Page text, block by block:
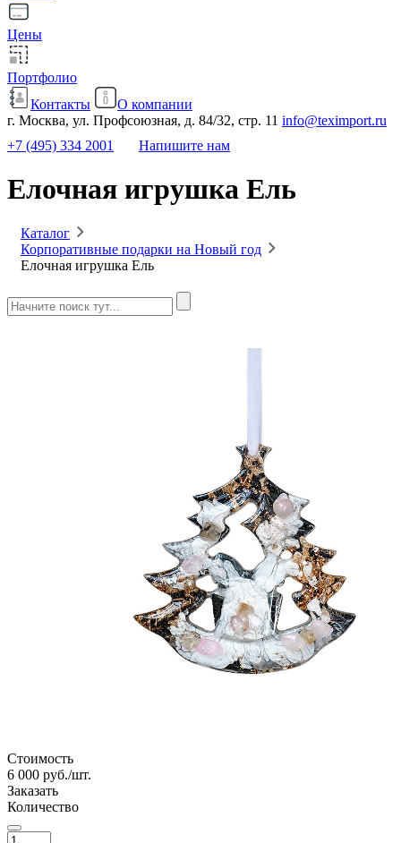
Цены
Портфолио
Контакты
О компании
г. Москва, ул. Профсоюзная, д. 84/32, стр. 11 info@teximport.ru
+7 (495) 334 2001
Напишите нам
Елочная игрушка Ель
Каталог
Корпоративные подарки на Новый год
Елочная игрушка Ель
Стоимость
6 000 руб./шт.
Заказать
Количество